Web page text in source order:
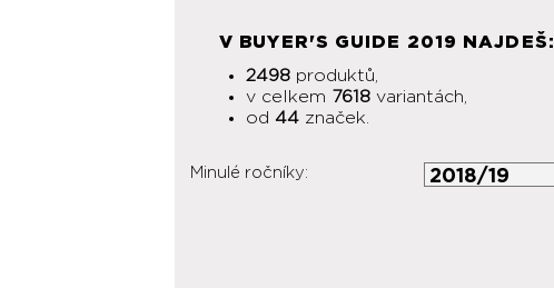
V BUYER'S GUIDE 2019 NAJDEŠ:
2498 produktů,
v celkem 7618 variantách,
od 44 značek.
Minulé ročníky: